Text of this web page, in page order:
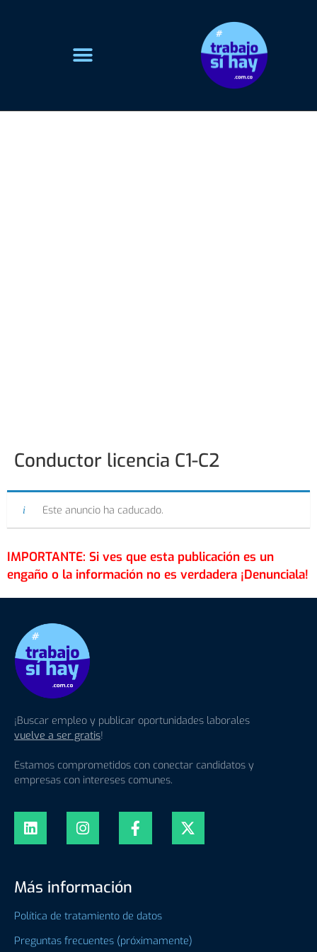
Conductor licencia C1-C2
Este anuncio ha caducado.
¡Buscar empleo y publicar oportunidades laborales
vuelve a ser gratis!
Estamos comprometidos con conectar candidatos y
empresas con intereses comunes.
Más información
Política de tratamiento de datos
Preguntas frecuentes (próximamente)